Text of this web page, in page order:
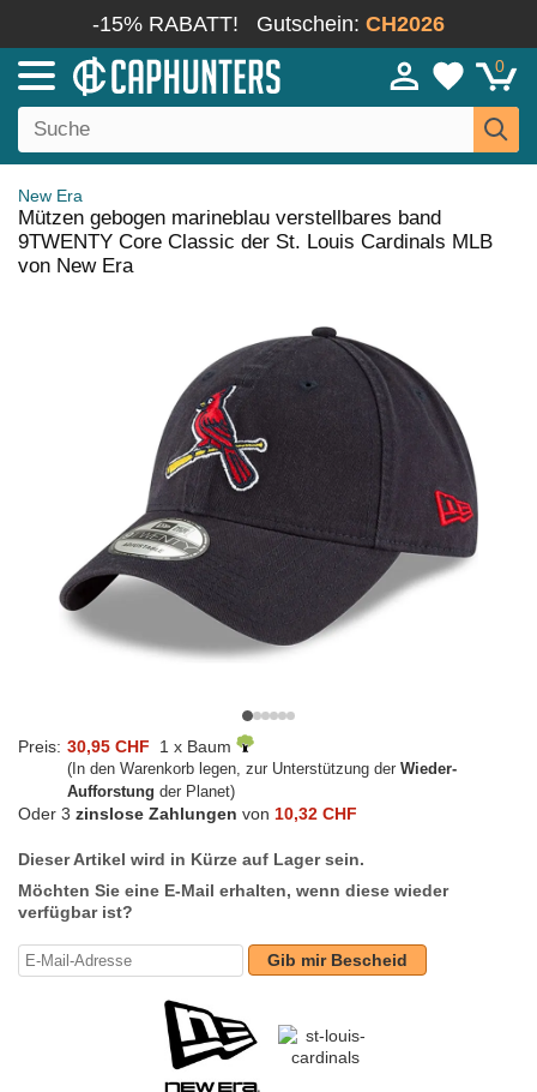
-15% RABATT! Gutschein: CH2026
0
New Era
Mützen gebogen marineblau verstellbares band
9TWENTY Core Classic der St. Louis Cardinals MLB
von New Era
Preis: 30,95 CHF 1 x Baum
(In den Warenkorb legen, zur Unterstützung der Wieder-
Aufforstung der Planet)
Oder 3 zinslose Zahlungen von 10,32 CHF
Dieser Artikel wird in Kürze auf Lager sein.
Möchten Sie eine E-Mail erhalten, wenn diese wieder
verfügbar ist?
Gib mir Bescheid